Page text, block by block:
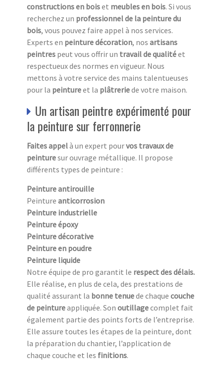
constructions en boiset meubles en bois. Si vous
recherchez un professionnel de la peinture du
bois, vous pouvez faire appel à nos services.
Experts en peinture décoration, nos artisans
peintres peut vous offrir un travail de qualitéet
respectueux des normes en vigueur. Nous
mettons à votre service des mains talentueuses
pour la peintureet la plâtreriede votre maison.
Un artisan peintre expérimenté pour
la peinture sur ferronnerie
Faites appelà un expert pourvos travaux de
peinturesur ouvrage métallique. Il propose
différents types de peinture :
Peinture antirouille
Peinture anticorrosion
Peinture industrielle
Peinture époxy
Peinture décorative
Peinture en poudre
Peinture liquide
Notre équipe de pro garantit le respect des délais.
Elle réalise, en plus de cela, des prestations de
qualité assurant la bonne tenuede chaque couche
de peintureappliquée. Son outillagecomplet fait
également partie des points forts de l’entreprise.
Elle assure toutes les étapes de la peinture, dont
la préparation du chantier, l’application de
chaque couche et les finitions.